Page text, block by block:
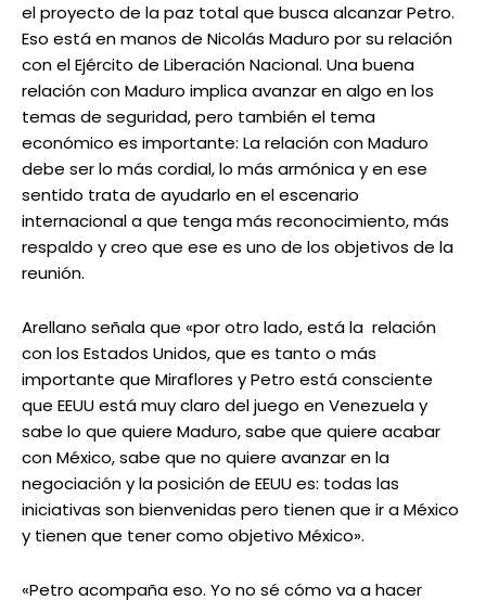
el proyecto de la paz total que busca alcanzar Petro.
Eso está en manos de Nicolás Maduro por su relación
con el Ejército de Liberación Nacional. Una buena
relación con Maduro implica avanzar en algo en los
temas de seguridad, pero también el tema
económico es importante: La relación con Maduro
debe ser lo más cordial, lo más armónica y en ese
sentido trata de ayudarlo en el escenario
internacional a que tenga más reconocimiento, más
respaldo y creo que ese es uno de los objetivos de la
reunión.
Arellano señala que «por otro lado, está la relación
con los Estados Unidos, que es tanto o más
importante que Miraflores y Petro está consciente
que EEUU está muy claro del juego en Venezuela y
sabe lo que quiere Maduro, sabe que quiere acabar
con México, sabe que no quiere avanzar en la
negociación y la posición de EEUU es: todas las
iniciativas son bienvenidas pero tienen que ir a México
y tienen que tener como objetivo México».
«Petro acompaña eso. Yo no sé cómo va a hacer